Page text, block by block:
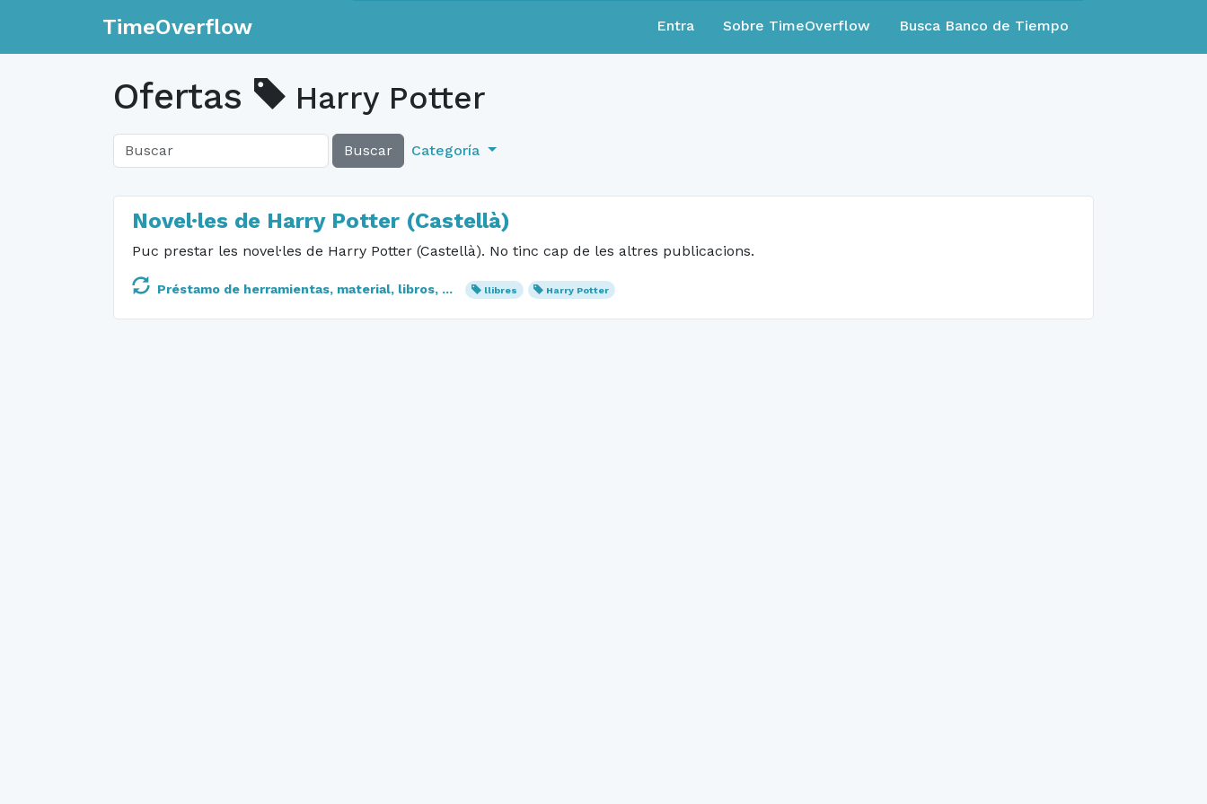
TimeOverflow Entra Sobre TimeOverflow Busca Banco de Tiempo
Ofertas Harry Potter
Buscar Categoría
Novel·les de Harry Potter (Castellà)
Puc prestar les novel·les de Harry Potter (Castellà). No tinc cap de les altres publicacions.
Préstamo de herramientas, material, libros, ... llibres Harry Potter